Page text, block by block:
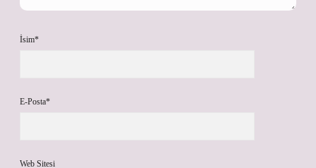
İsim*
E-Posta*
Web Sitesi